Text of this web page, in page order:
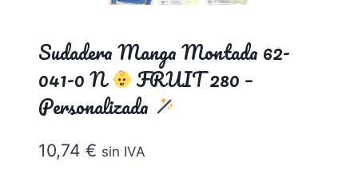
Sudadera Manga Montada 62-
041-0 N
FRUIT 280 –
Personalizada
10,74 € sin IVA